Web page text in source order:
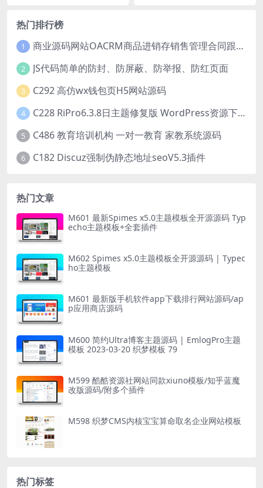
热门排行榜
1 商业源码网站OACRM商品进销存销售管理合同跟单源码
2 JS代码简单的防封、防屏蔽、防举报、防红页面
3 C292 高仿wx钱包页H5网站源码
4 C228 RiPro6.3.8日主题修复版 WordPress资源下载站主题模板 去后门和加密
5 C486 教育培训机构 一对一教育 家教系统源码
6 C182 Discuz强制伪静态地址seoV5.3插件
热门文章
M601 最新Spimes x5.0主题模板全开源源码 Typ
echo主题模板+全套插件
M602 Spimes x5.0主题模板全开源源码 | Typec
ho主题模板
M601 最新版手机软件app下载排行网站源码/ap
p应用商店源码
M600 简约Ultra博客主题源码 | EmlogPro主题
模板 2023-03-20 织梦模板 79
M599 酷酷资源社网站同款xiuno模板/知乎蓝魔
改版源码/附多个插件
M598 织梦CMS内核宝宝算命取名企业网站模板
热门标签